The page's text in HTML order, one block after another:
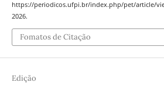
https://periodicos.ufpi.br/index.php/pet/article/
2026.
Fomatos de Citação
Edição